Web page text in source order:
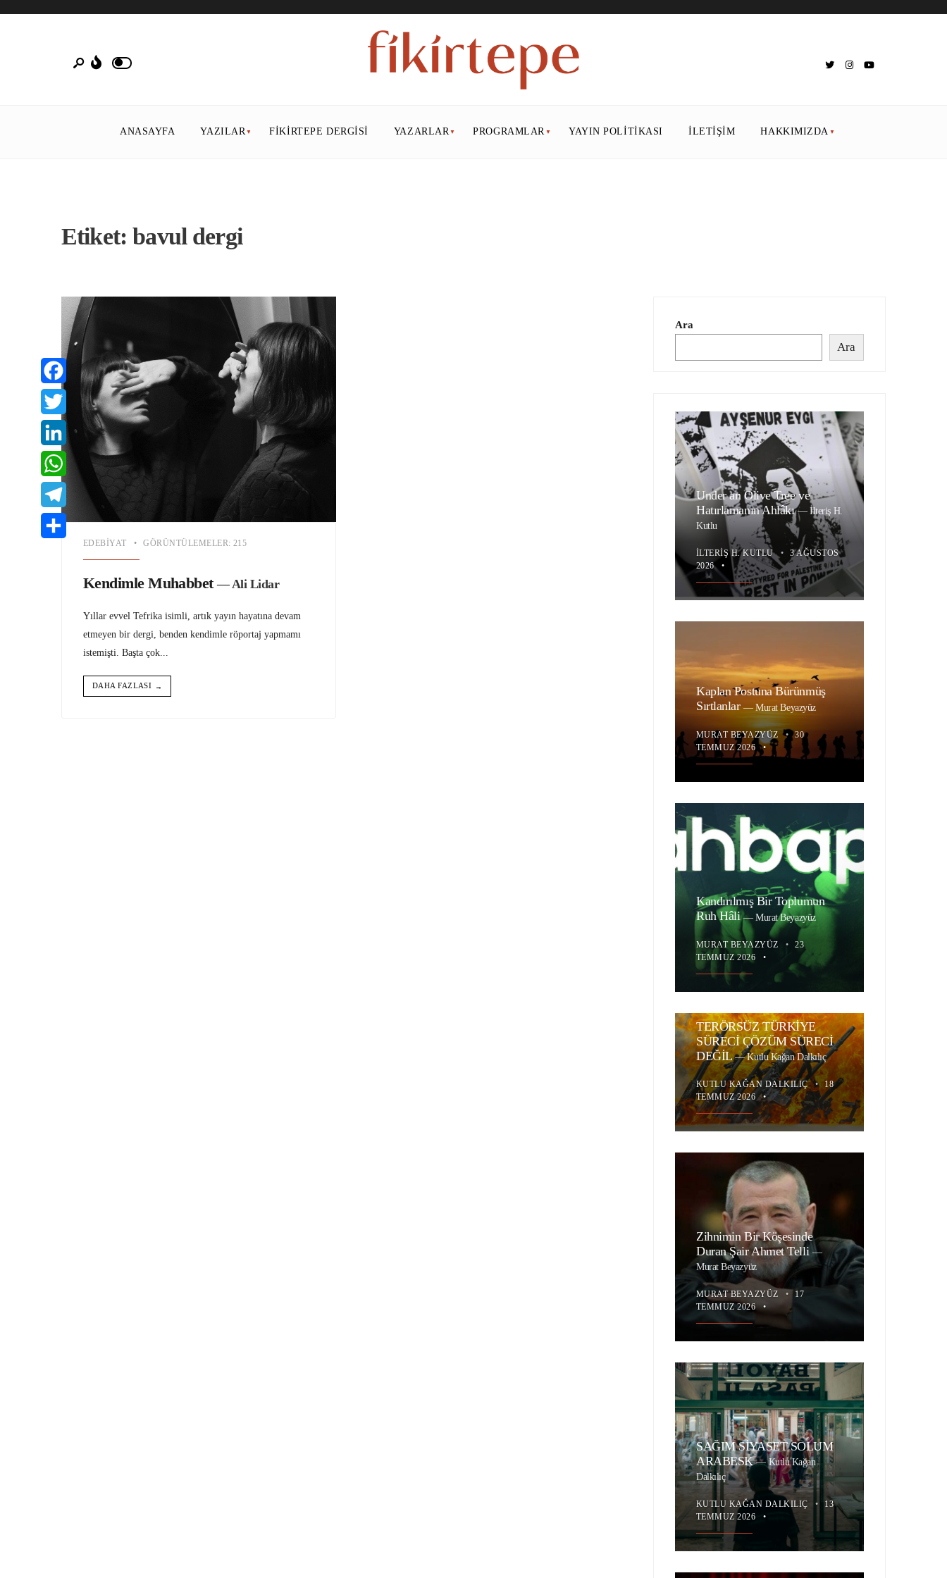
ANASAYFA YAZILAR FIKIRTEPE DERGISI YAZARLAR PROGRAMLAR YAYIN POLITIKASI İLETIŞIM HAKKIMIZDA
Etiket:bavul dergi
EDEBIYAT • GÖRÜNTÜLEMELER: 215
Kendimle Muhabbet — Ali Lidar
Yıllar evvel Tefrika isimli, artık yayın hayatına devam
etmeyen bir dergi, benden kendimle röportaj yapmamı
istemişti. Başta çok...
DAHA FAZLASI →
Ara
Ara
Under an Olive Tree ve
Hatırlamanın Ahlâkı—İlteriş H.
Kutlu
İLTERIŞ H. KUTLU •
3 AĞUSTOS
2026
•
Kaplan Postuna Bürünmüş
Sırtlanlar—Murat Beyazyüz
MURAT BEYAZYÜZ •
30
TEMMUZ 2026 •
Kandırılmış Bir Toplumun
Ruh Hâli—Murat Beyazyüz
MURAT BEYAZYÜZ •
23
TEMMUZ 2026
•
TERÖRSÜZ TÜRKİYE
SÜRECİ ÇÖZÜM SÜRECİ
DEĞİL—Kutlu Kağan Dalkılıç
KUTLU KAĞAN DALKILIÇ • 18
TEMMUZ 2026 •
Zihnimin Bir Köşesinde
Duran Şair Ahmet Telli —
Murat Beyazyüz
MURAT BEYAZYÜZ •
17
TEMMUZ 2026 •
SAĞIM SİYASET SOLUM
ARABESK—Kutlu Kağan
Dalkılıç
KUTLU KAĞAN DALKILIÇ •
13
TEMMUZ 2026
•
Facebook
Twitter
LinkedIn
WhatsApp
Telegram